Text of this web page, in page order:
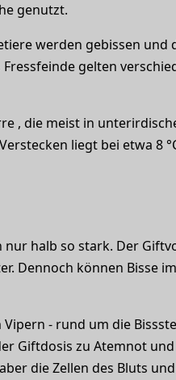
genutzt.
werden gebissen und
gelten
, die meist in
liegt bei etwa 8
nur halb so stark. Der
Dennoch können Bisse
- rund um die
Giftdosis zu Atemnot
die Zellen des Bluts